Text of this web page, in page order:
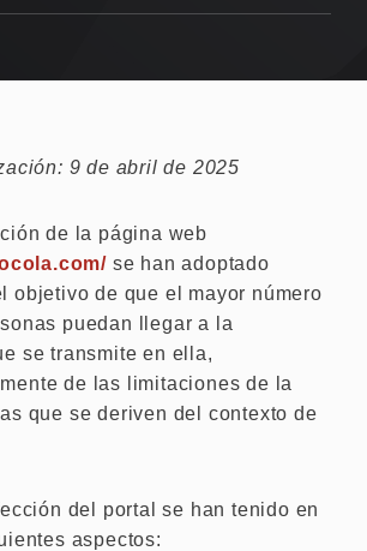
9 de abril de 2025
de la página web
se han adoptado
objetivo de que el mayor número
puedan llegar a la
se transmite en ella,
de las limitaciones de la
que se deriven del contexto de
del portal se han tenido en
aspectos: